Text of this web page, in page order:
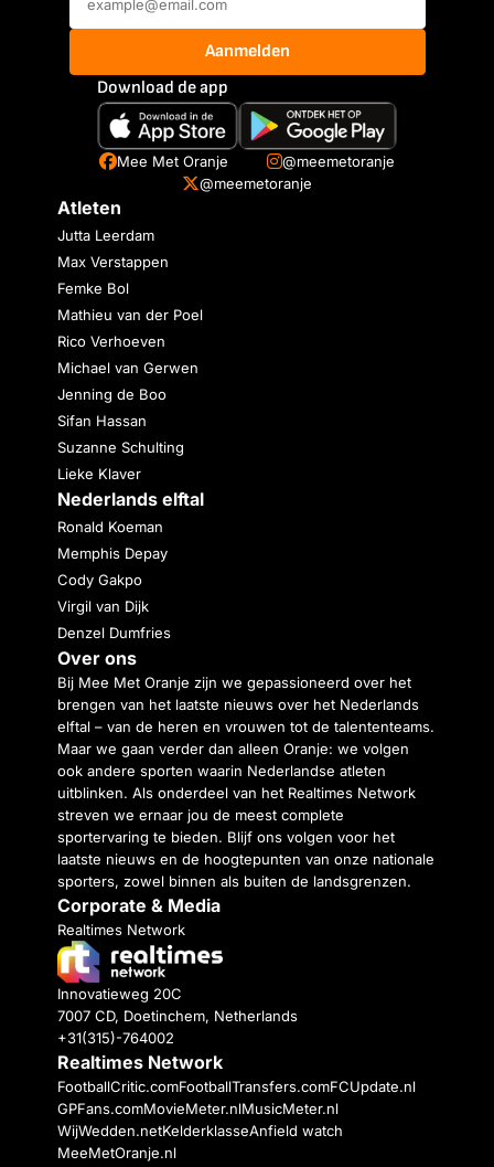
Aanmelden
Download de app
Mee Met Oranje
@meemetoranje
@meemetoranje
Atleten
Jutta Leerdam
Max Verstappen
Femke Bol
Mathieu van der Poel
Rico Verhoeven
Michael van Gerwen
Jenning de Boo
Sifan Hassan
Suzanne Schulting
Lieke Klaver
Nederlands elftal
Ronald Koeman
Memphis Depay
Cody Gakpo
Virgil van Dijk
Denzel Dumfries
Over ons
Bij Mee Met Oranje zijn we gepassioneerd over het
brengen van het laatste nieuws over het Nederlands
elftal – van de heren en vrouwen tot de talententeams.
Maar we gaan verder dan alleen Oranje: we volgen
ook andere sporten waarin Nederlandse atleten
uitblinken. Als onderdeel van het Realtimes Network
streven we ernaar jou de meest complete
sportervaring te bieden. Blijf ons volgen voor het
laatste nieuws en de hoogtepunten van onze nationale
sporters, zowel binnen als buiten de landsgrenzen.
Corporate & Media
Realtimes Network
Innovatieweg 20C
7007 CD, Doetinchem, Netherlands
+31(315)-764002
Realtimes Network
FootballCritic.comFootballTransfers.comFCUpdate.nl
GPFans.comMovieMeter.nlMusicMeter.nl
WijWedden.netKelderklasseAnfield watch
MeeMetOranje.nl